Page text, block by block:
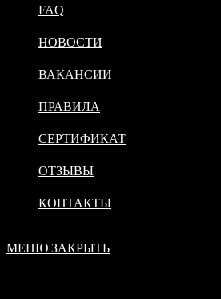
FAQ
НОВОСТИ
ВАКАНСИИ
ПРАВИЛА
СЕРТИФИКАТ
ОТЗЫВЫ
КОНТАКТЫ
МЕНЮ ЗАКРЫТЬ